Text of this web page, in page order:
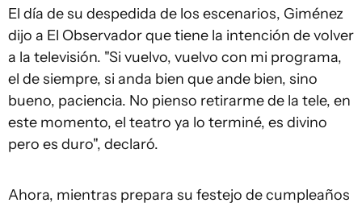
El día de su despedida de los escenarios, Giménez
dijo a El Observador que tiene la intención de volver
a la televisión. "Si vuelvo, vuelvo con mi programa,
el de siempre, si anda bien que ande bien, sino
bueno, paciencia. No pienso retirarme de la tele, en
este momento, el teatro ya lo terminé, es divino
pero es duro", declaró.
Ahora, mientras prepara su festejo de cumpleaños